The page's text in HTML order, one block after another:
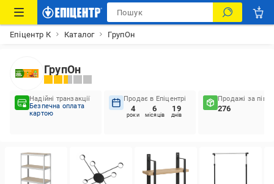
Епіцентр К Каталог ГрупОн
ГрупОн
Надійні транзакції
Безпечна оплата
картою
Продає в Епіцентрі
4
роки
6
місяців
19
днів
Продажі за пів
276